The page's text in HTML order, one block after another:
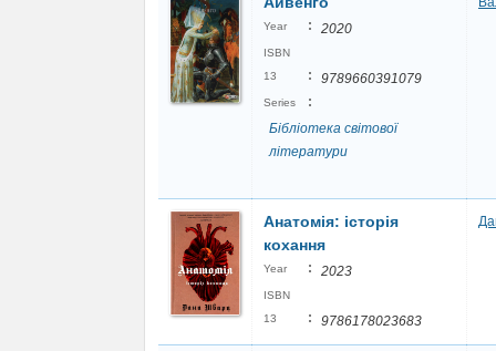
Year : 2020
ISBN
13
: 9789660391079
Series
:
Бібліотека світової
літератури
Анатомія: історія
кохання
Year : 2023
ISBN
13
: 9786178023683